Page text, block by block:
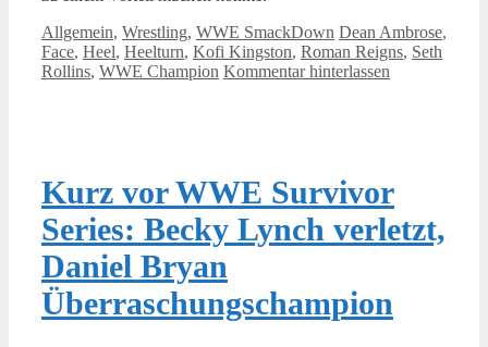
Kategorien
Allgemein, Wrestling, WWE SmackDown Schlagwörter
Dean Ambrose,
Face, Heel, Heelturn, Kofi Kingston, Roman Reigns, Seth
Rollins, WWE Champion Kommentar hinterlassen
Kurz vor WWE Survivor
Series: Becky Lynch verletzt,
Daniel Bryan
Überraschungschampion